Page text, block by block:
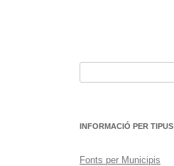
INFORMACIÓ PER TIPUS
Fonts per Municipis